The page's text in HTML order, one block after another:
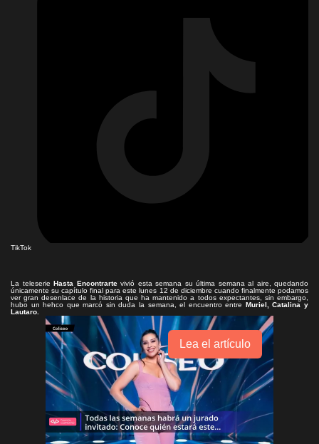
TikTok
La teleserie Hasta Encontrarte vivió esta semana su última semana al aire, quedando
únicamente su capítulo final para este lunes 12 de diciembre cuando finalmente podamos
ver gran desenlace de la historia que ha mantenido a todos expectantes, sin embargo,
hubo un hehco que marcó sin duda la semana, el encuentro entre Muriel, Catalina y
Lautaro.
Lea el artículo